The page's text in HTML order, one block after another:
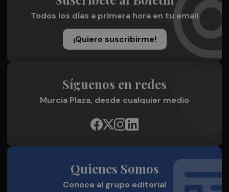
Todos los días a primera hora en tu email
¡Quiero suscribirme!
Síguenos en redes
Murcia Plaza, desde cualquier medio
Quienes Somos
Conoce al grupo editorial